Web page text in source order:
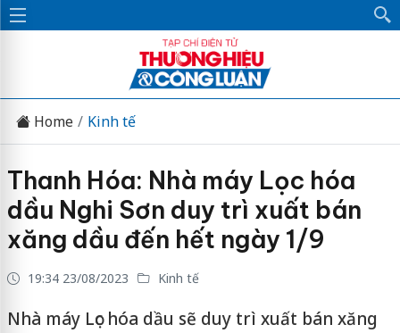
Home Kinh tế
Thanh Hóa: Nhà máy Lọc hóa
dầu Nghi Sơn duy trì xuất bán
xăng dầu đến hết ngày 1/9
19:34 23/08/2023 Kinh tế
Nhà máy Lọc hóa dầu sẽ duy trì xuất bán xăng